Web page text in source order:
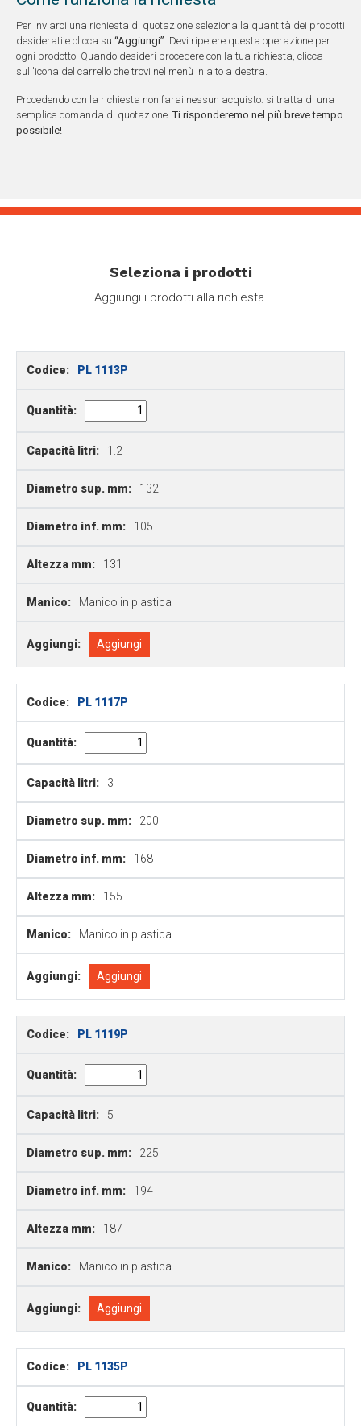
Per inviarci una richiesta di quotazione seleziona la quantità dei prodotti
desiderati e clicca su “Aggiungi”. Devi ripetere questa operazione per
ogni prodotto. Quando desideri procedere con la tua richiesta, clicca
sull'icona del carrello che trovi nel menù in alto a destra.
Procedendo con la richiesta non farai nessun acquisto: si tratta di una
semplice domanda di quotazione.Ti risponderemo nel più breve tempo
possibile!
Seleziona i prodotti
Aggiungi i prodotti alla richiesta.
Codice: PL 1113P
Quantità:
Capacità litri: 1.2
Diametro sup. mm: 132
Diametro inf. mm: 105
Altezza mm: 131
Manico: Manico in plastica
Aggiungi: Aggiungi
Codice: PL 1117P
Quantità:
Capacità litri: 3
Diametro sup. mm: 200
Diametro inf. mm: 168
Altezza mm: 155
Manico: Manico in plastica
Aggiungi: Aggiungi
Codice: PL 1119P
Quantità:
Capacità litri: 5
Diametro sup. mm: 225
Diametro inf. mm: 194
Altezza mm: 187
Manico: Manico in plastica
Aggiungi: Aggiungi
Codice: PL 1135P
Quantità: